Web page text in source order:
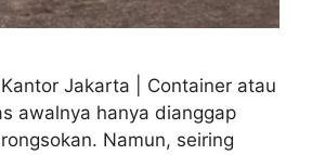
Jakarta | Container atau
awalnya hanya dianggap
Namun, seiring